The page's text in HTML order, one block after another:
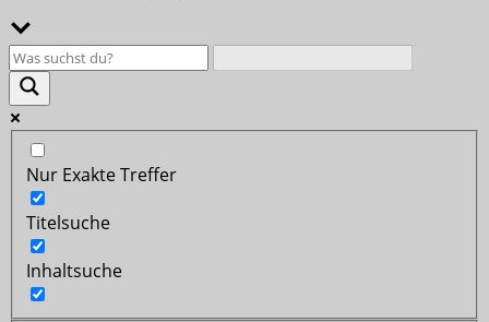
Nur Exakte Treffer
Titelsuche
Inhaltsuche